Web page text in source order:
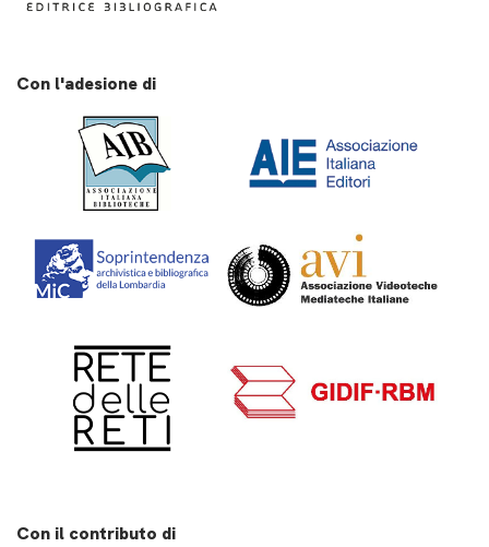
Con l'adesione di
Con il contributo di